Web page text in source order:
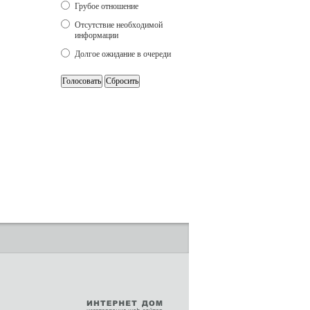
Грубое отношение
Отсутствие необходимой
информации
Долгое ожидание в очереди